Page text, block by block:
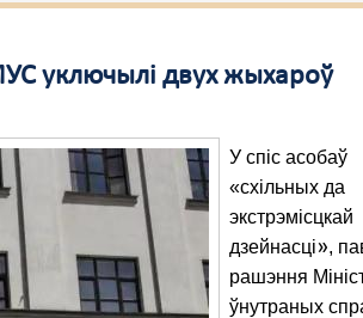
уключылі двух жыхароў
У спіс асобаў
«схільных да
экстрэмісцкай
дзейнасці»,
рашэння
ўнутраных